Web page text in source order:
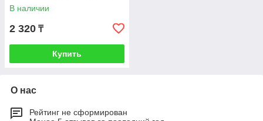
В наличии
2 320 ₸
Купить
О нас
Рейтинг не сформирован